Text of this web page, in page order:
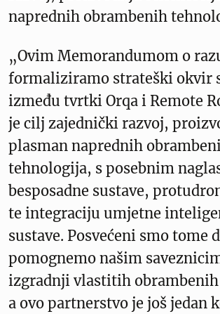
naprednih obrambenih
„Ovim Memorandumom o
formaliziramo strateški okvir
između tvrtki Orqa i Remote
je cilj zajednički razvoj,
plasman naprednih
tehnologija, s posebnim
besposadne sustave,
te integraciju umjetne
sustave. Posvećeni smo tome
pomognemo našim
izgradnji vlastitih
a ovo partnerstvo je još jedan